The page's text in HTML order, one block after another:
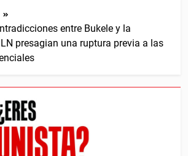
entre Bukele y la
presagian una ruptura previa a las